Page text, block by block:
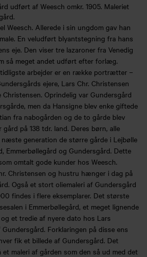
udført af Weesch omkr. 1905. Maleriet
Weesch. Allerede i sin ungdom gav han
En veludført blyantstegning fra hans
eje. Den viser tre lazaroner fra Venedig
så meget andet udført efter forlæg.
arbejder er en række portrætter –
ejere, Lars Chr. Christensen
Oprindelig var Gundersgård
men da Hansigne blev enke giftede
fra nabogården og de to gårde blev
på 138 tdr. land. Deres børn, alle
næste generation de større gårde i Lejbølle
Emmerbøllegård og Gundersgård. Dette
omtalt gode kunder hos Weesch.
Christensen og hustru hænger i dag på
Også et stort oliemaleri af Gundersgård
findes i flere eksemplarer. Det største
i Emmerbøllegård, et meget lignende
et tredie af nyere dato hos Lars
Forklaringen på disse ens
fik et billede af Gundersgård. Det
maleri af gården som den så ud med det